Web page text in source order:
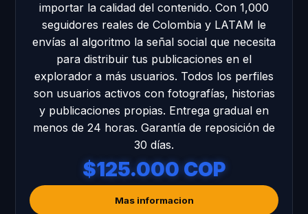
importar la calidad del contenido. Con 1,000
seguidores reales de Colombia y LATAM le
envías al algoritmo la señal social que necesita
para distribuir tus publicaciones en el
explorador a más usuarios. Todos los perfiles
son usuarios activos con fotografías, historias
y publicaciones propias. Entrega gradual en
menos de 24 horas. Garantía de reposición de
30 días.
$125.000 COP
Mas informacion